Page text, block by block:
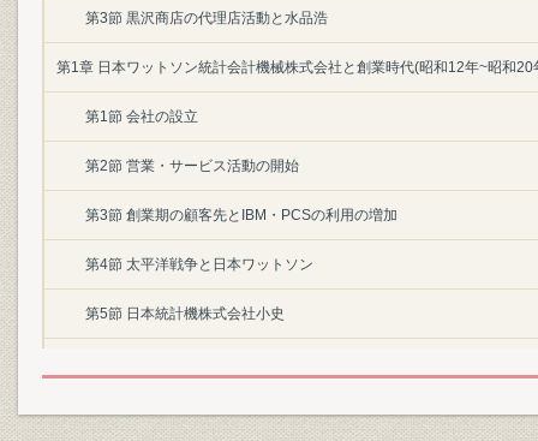
第3節 黒沢商店の代理店活動と水品浩
第1章 日本ワットソン統計会計機械株式会社と創業時代(昭和12年~昭和20
第1節 会社の設立
第2節 営業・サービス活動の開始
第3節 創業期の顧客先とIBM・PCSの利用の増加
第4節 太平洋戦争と日本ワットソン
第5節 日本統計機株式会社小史
第1節 日本インターナショナル・ビジネス・マシーンス社の発足